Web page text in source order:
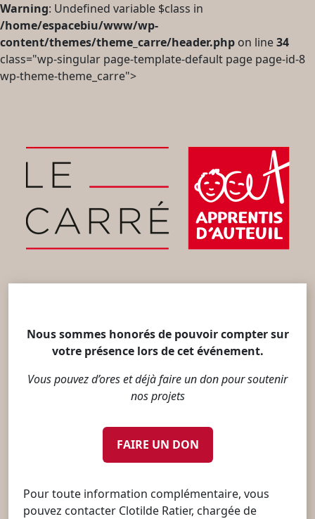
Warning: Undefined variable $class in
/home/espacebiu/www/wp-
content/themes/theme_carre/header.php on line34
class="wp-singular page-template-default page page-id-8
wp-theme-theme_carre">
Nous sommes honorés de pouvoir compter sur
votre présence lors de cet événement.
Vous pouvez d’ores et déjà faire un don pour soutenir
nos projets
FAIRE UN DON
Pour toute information complémentaire, vous
pouvez contacter Clotilde Ratier, chargée de